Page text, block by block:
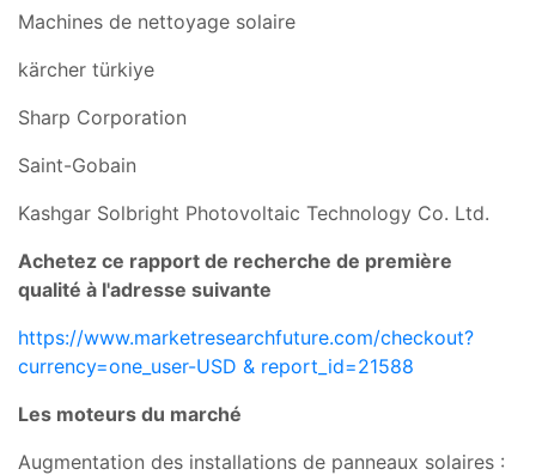
Machines de nettoyage solaire
kärcher türkiye
Sharp Corporation
Saint-Gobain
Kashgar Solbright Photovoltaic Technology Co. Ltd.
Achetez ce rapport de recherche de première
qualité à l'adresse suivante
https://www.marketresearchfuture.com/checkout?
currency=one_user-USD & report_id=21588
Les moteurs du marché
Augmentation des installations de panneaux solaires :